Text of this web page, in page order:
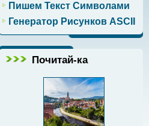
Пишем Текст Символами
Генератор Рисунков ASCII
Почитай-ка